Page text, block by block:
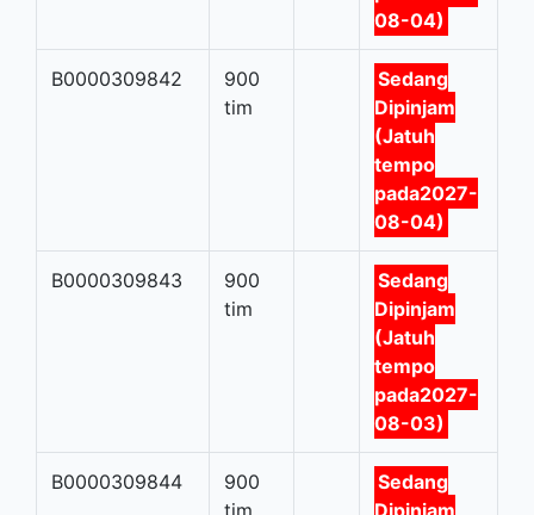
08-04)
B0000309842
900
tim
Sedang
Dipinjam
(Jatuh
tempo
pada2027-
08-04)
B0000309843
900
tim
Sedang
Dipinjam
(Jatuh
tempo
pada2027-
08-03)
B0000309844
900
tim
Sedang
Dipinjam